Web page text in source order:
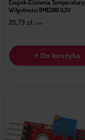
Czujnik Ciśnienia Temperatury I
Wilgotności BME280 3,3V
20,79 zł z VAT
+ Do koszyka